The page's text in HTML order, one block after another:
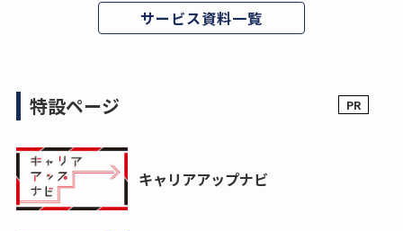
サービス資料一覧
特設ページ
キャリアアップナビ